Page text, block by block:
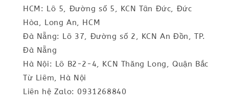
HCM: Lô 5, Đường số 5, KCN Tân Đức, Đức
Hòa, Long An, HCM
Đà Nẵng: Lô 37, Đường số 2, KCN An Đồn, TP.
Đà Nẵng
Hà Nội: Lô B2-2-4, KCN Thăng Long, Quận Bắc
Từ Liêm, Hà Nội
Liên hệ Zalo: 0931268840